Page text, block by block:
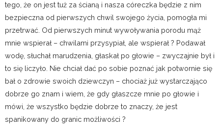
tego, że on jest tuż za ścianą i nasza córeczka będzie z nim
bezpieczna od pierwszych chwil swojego życia, pomogła mi
przetrwać. Od pierwszych minut wywoływania porodu mąż
mnie wspierał – chwilami przysypiał, ale wspierał ? Podawał
wodę, słuchał marudzenia, głaskał po głowie – zwyczajnie był i
to się liczyło. Nie chciał dać po sobie poznać jak potwornie się
bał o zdrowie swoich dziewczyn – chociaż już wystarczająco
dobrze go znam i wiem, że gdy głaszcze mnie po głowie i
mówi, że wszystko będzie dobrze to znaczy, że jest
spanikowany do granic możliwości ?